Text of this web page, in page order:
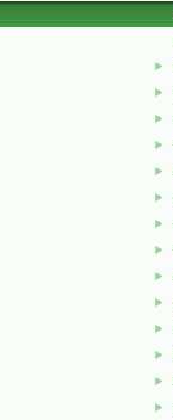
►
►
►
►
►
►
►
►
►
►
►
►
►
►